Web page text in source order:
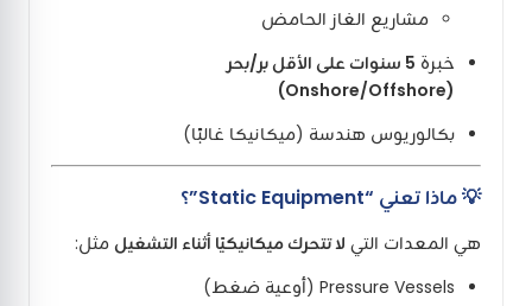
مشاريع الغاز الحامض
خبرة
5 سنوات على الأقل بر/بحر
(Onshore/Offshore)
بكالوريوس هندسة (ميكانيكا غالبًا)
💡 ماذا تعني “Static Equipment”؟
هي المعدات التي لا تتحرك ميكانيكيًا أثناء التشغيل مثل:
Pressure Vessels (أوعية ضغط)